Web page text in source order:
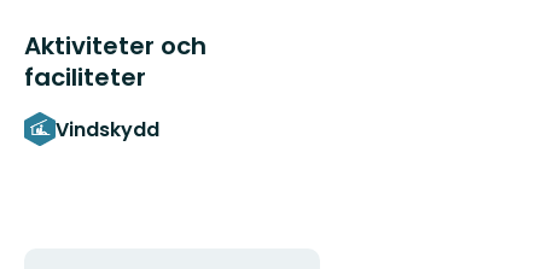
Aktiviteter och
faciliteter
Vindskydd